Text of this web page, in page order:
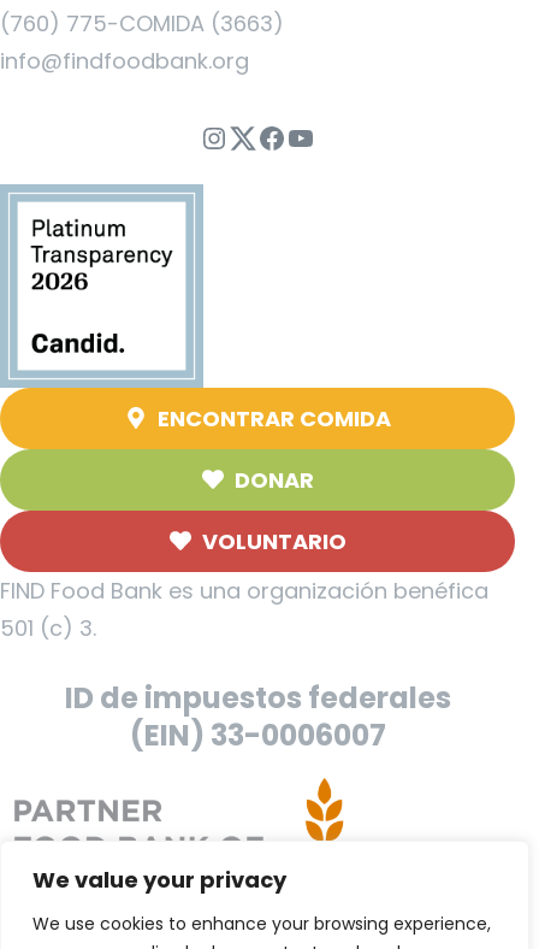
We value your privacy
We use cookies to enhance your browsing experience,
(760) 775-COMIDA (3663)
info@findfoodbank.org
Instagram
Twitter
Facebook
YouTube
ENCONTRAR COMIDA
DONAR
VOLUNTARIO
FIND Food Bank es una organización benéfica
501 (c) 3.
ID de impuestos federales
(EIN) 33-0006007